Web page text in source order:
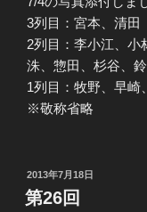
3列目：宮本、清田
2列目：李小江、小
洙、惣田、杉谷、
1列目：牧野、早崎
※敬称省略
投
稿
日:
2013年7月18日
第26回